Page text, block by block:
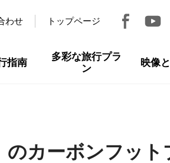
わせ トップページ
指南
多彩な旅行プラ
ン
映像
のカーボンフット